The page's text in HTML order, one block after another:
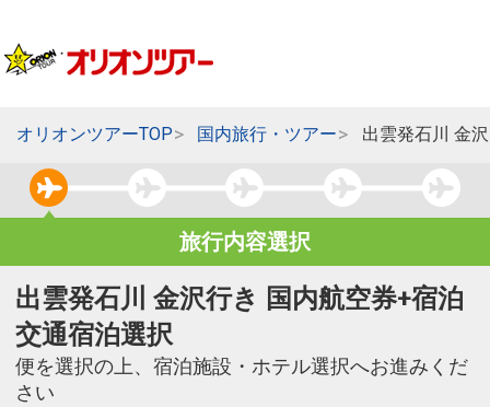
オリオンツアーTOP 国内旅行・ツアー 出雲発石川 金
旅行内容選択
出雲発石川 金沢行き 国内航空券+宿泊
交通宿泊選択
便を選択の上、宿泊施設・ホテル選択へお進みくだ
さい